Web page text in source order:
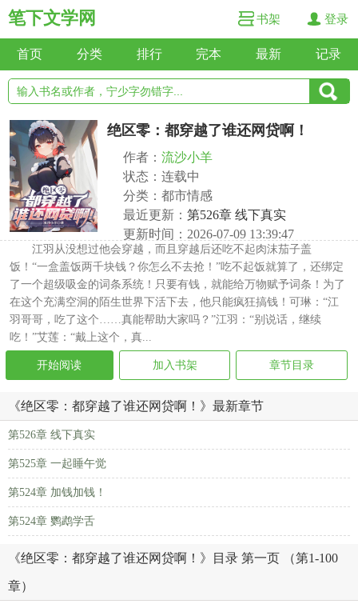
笔下文学网 书架 登录
首页 分类 排行 完本 最新 记录
绝区零：都穿越了谁还网贷啊！
作者： 流沙小羊
状态：连载中
分类：都市情感
最近更新： 第526章 线下真实
更新时间：2026-07-09 13:39:47
江羽从没想过他会穿越，而且穿越后还吃不起肉沫茄子盖
饭！“一盒盖饭两千块钱？你怎么不去抢！”吃不起饭就算了，还绑定
了一个超级吸金的词条系统！只要有钱，就能给万物赋予词条！为了
在这个充满空洞的陌生世界下活下去，他只能疯狂搞钱！可琳：“江
羽哥哥，吃了这个……真能帮助大家吗？”江羽：“别说话，继续
吃！”艾莲：“戴上这个，真...
开始阅读 加入书架 章节目录
《绝区零：都穿越了谁还网贷啊！》最新章节
第526章 线下真实
第525章 一起睡午觉
第524章 加钱加钱！
第524章 鹦鹉学舌
《绝区零：都穿越了谁还网贷啊！》目录 第一页 （第1-100
章）